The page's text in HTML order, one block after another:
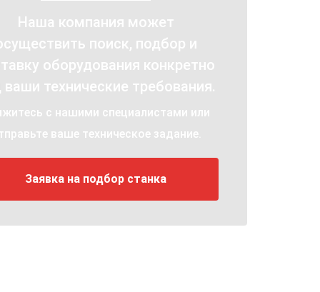
Наша компания может
поиск, подбор и
оборудования конкретно
ваши технические требования.
с нашими специалистами или
ваше техническое задание.
Заявка на подбор станка